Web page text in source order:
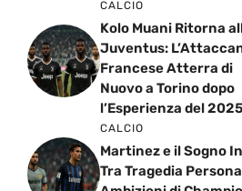
CALCIO
Kolo Muani Ritorna
Juventus:
Francese Atterra di
Nuovo a Torino dopo
l’Esperienza del 2025
CALCIO
Martinez e il Sogno
Tra Tragedia